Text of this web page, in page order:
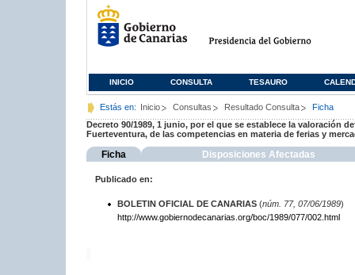
INICIO CONSULTA TESAURO
Estás en: Inicio Consultas Resultado Consulta
Ficha
Decreto 90/1989, 1 junio, por el que se establece la valoración
Fuerteventura, de las competencias en materia de ferias y
Ficha Disposiciones Afectadas
Publicado en:
BOLETIN OFICIAL DE CANARIAS(núm. 77, 07/06/1989)
http://www.gobiernodecanarias.org/boc/1989/077/002.html